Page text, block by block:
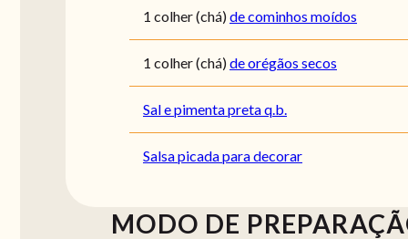
1 colher (chá)de cominhos moídos
1 colher (chá)de orégãos secos
Sal e pimenta preta q.b.
Salsa picada para decorar
MODO DE